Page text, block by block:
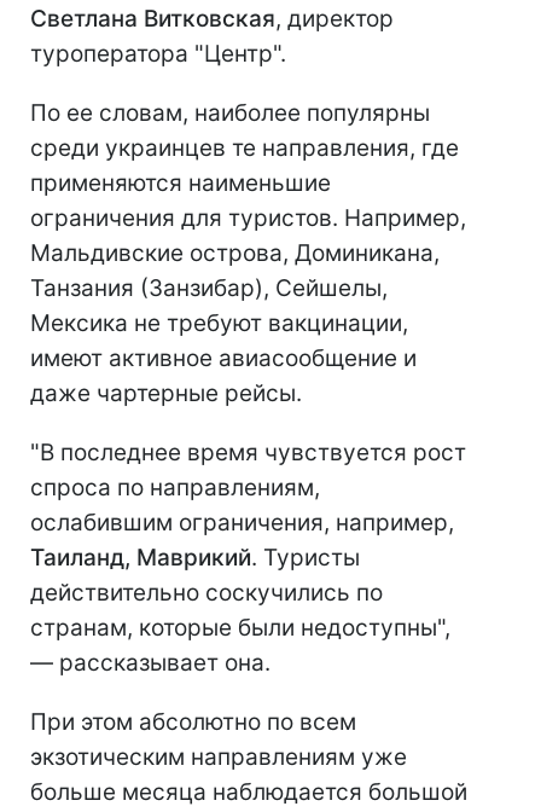
Светлана Витковская, директор
туроператора "Центр".
По ее словам, наиболее популярны
среди украинцев те направления, где
применяются наименьшие
ограничения для туристов. Например,
Мальдивские острова, Доминикана,
Танзания (Занзибар), Сейшелы,
Мексика не требуют вакцинации,
имеют активное авиасообщение и
даже чартерные рейсы.
"В последнее время чувствуется рост
спроса по направлениям,
ослабившим ограничения, например,
Таиланд, Маврикий. Туристы
действительно соскучились по
странам, которые были недоступны",
— рассказывает она.
При этом абсолютно по всем
экзотическим направлениям уже
больше месяца наблюдается большой